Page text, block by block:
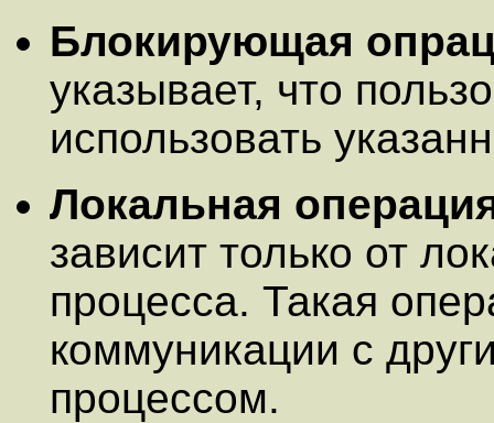
Блокирующая
указывает, что
использовать
Локальная
зависит только от
процесса. Такая
коммуникации с
процессом.